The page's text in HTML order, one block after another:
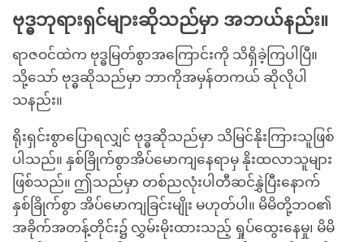
ဗုဒ္ဓဘုရားရှင်များဆိုသည်မှာ အဘယ်နည်း။
ရာဇဝင်ထဲက ဗုဒ္ဓမြတ်စွာအကြောင်းကို သိရှိခဲ့ကြပါပြီ။
သို့သော် ဗုဒ္ဓဆိုသည်မှာ ဘာကိုအမှန်တကယ် ဆိုလိုပါ
သနည်း။
ရိုးရှင်းစွာပြောရလျှင် ဗုဒ္ဓဆိုသည်မှာ သိမြင်နိုးကြားသူဖြစ်
ပါသည်။ နှစ်ခြိုက်စွာအိပ်မောကျနေရာမှ နိုးထလာသူများ
ဖြစ်သည်။ ဤသည်မှာ တစ်ညလုံးပါတီဆင်နွှဲပြီးနောက်
နှစ်ခြိုက်စွာ အိပ်မောကျခြင်းမျိုး မဟုတ်ပါ။ မိမိတို့ဘဝ၏
အခိုက်အတန့်တိုင်း၌ လွှမ်းမိုးထားသည့် ရှုပ်ထွေးနေမှု၊ မိမိ